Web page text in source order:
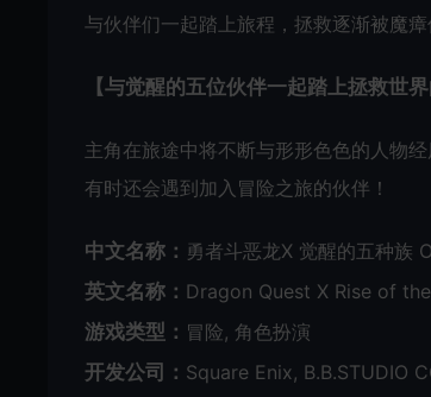
与伙伴们一起踏上旅程，拯救逐渐被魔瘴
【与觉醒的五位伙伴一起踏上拯救世界
主角在旅途中将不断与形形色色的人物经
有时还会遇到加入冒险之旅的伙伴！
中文名称： 勇者斗恶龙X 觉醒的五种族
英文名称： Dragon Quest X Rise of
游戏类型： 冒险, 角色扮演
开发公司： Square Enix, B.B.STUDIO